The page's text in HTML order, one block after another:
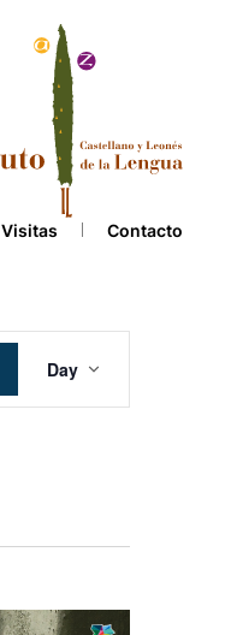
Visitas Contacto
Views
Navigation
Day